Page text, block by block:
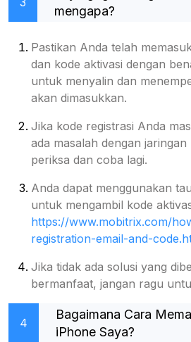
mengapa?
Pastikan Anda telah
dan kode aktivasi dengan
untuk menyalin dan
akan dimasukkan.
Jika kode registrasi Anda
ada masalah dengan
periksa dan coba lagi.
Anda dapat menggunakan
untuk mengambil kode
https://www.mobitrix.com/
registration-email-and-
Jika tidak ada solusi yang
bermanfaat, jangan ragu
4
Bagaimana Cara
iPhone Saya?